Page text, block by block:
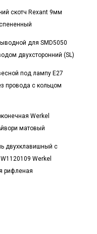
скотч Rexant 9мм
для SMD5050
двухсторонний (SL)
под лампу E27
провода с кольцом
Werkel
матовый
двухклавишный с
Werkel
рифленая